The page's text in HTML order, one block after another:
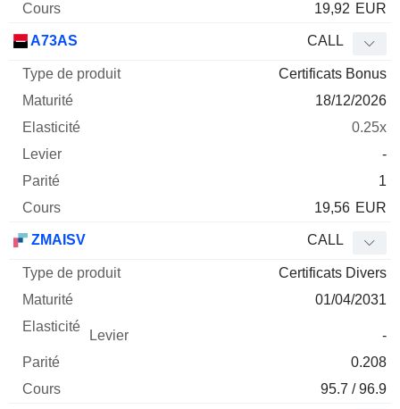
19,92 EUR
A73AS CALL
Certificats Bonus
18/12/2026
0.25x
-
1
19,56 EUR
ZMAISV CALL
Certificats Divers
01/04/2031
-
0.208
95.7 / 96.9